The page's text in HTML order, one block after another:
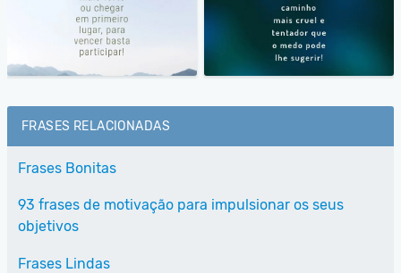
FRASES RELACIONADAS
Frases Bonitas
93 frases de motivação para impulsionar os seus
objetivos
Frases Lindas